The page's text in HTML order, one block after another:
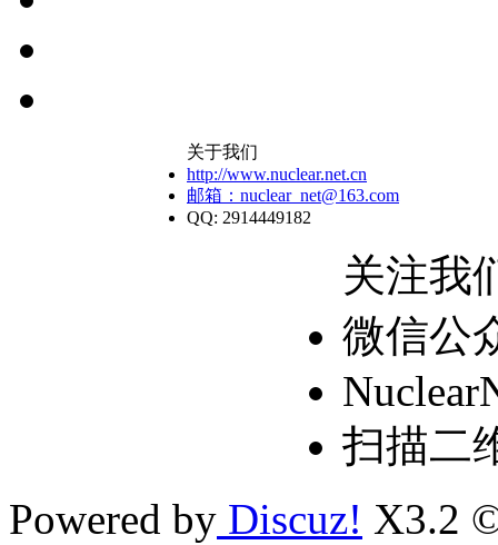
关于我们
http://www.nuclear.net.cn
邮箱：nuclear_net@163.com
QQ: 2914449182
关注我
微信公
扫描二
Powered by Discuz! X3.2